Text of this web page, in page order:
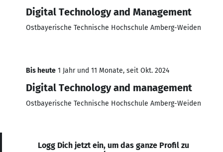
Digital Technology and Management
Ostbayerische Technische Hochschule Amberg-Weiden
Bis heute 1 Jahr und 11 Monate, seit Okt. 2024
Digital Technology and management
Ostbayerische Technische Hochschule Amberg-Weiden
Logg Dich jetzt ein, um das ganze Profil zu